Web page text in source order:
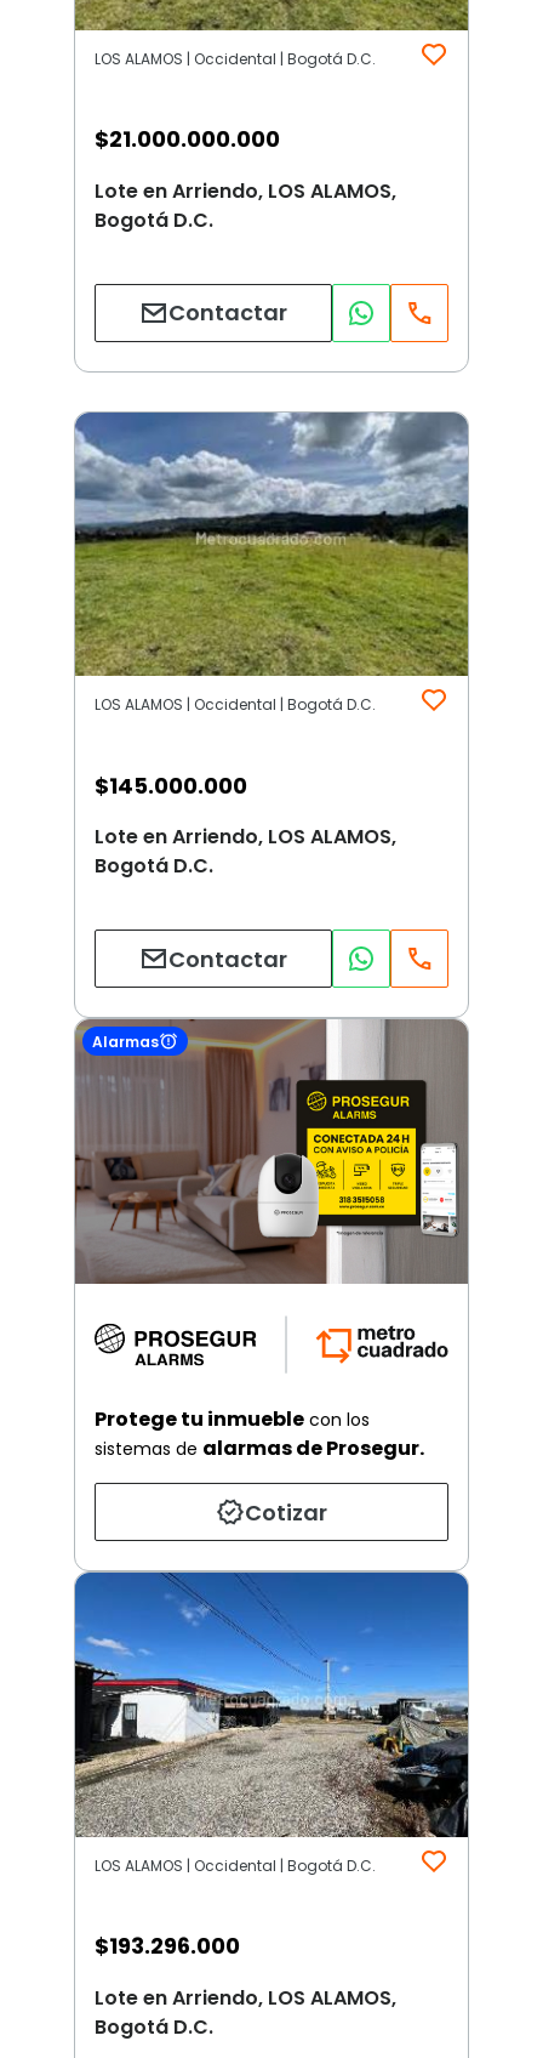
LOS ALAMOS | Occidental | Bogotá D.C.
$21.000.000.000
Lote en Arriendo, LOS ALAMOS,
Bogotá D.C.
Contactar
LOS ALAMOS | Occidental | Bogotá D.C.
$145.000.000
Lote en Arriendo, LOS ALAMOS,
Bogotá D.C.
Contactar
Alarmas
Protege tu inmueble con los
sistemas de alarmas de Prosegur.
Cotizar
LOS ALAMOS | Occidental | Bogotá D.C.
$193.296.000
Lote en Arriendo, LOS ALAMOS,
Bogotá D.C.